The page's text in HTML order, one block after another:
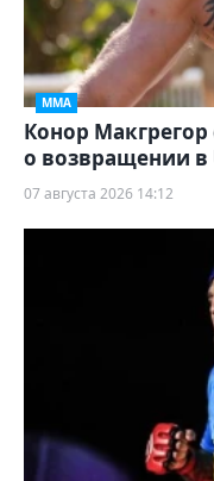
ММА
Конор
о возвращении в
07 августа 2026 14:12